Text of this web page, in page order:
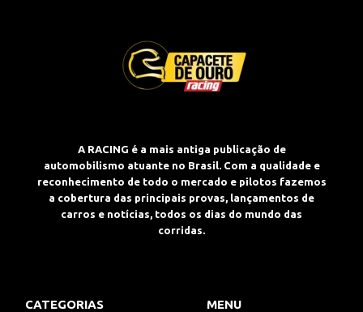
A RACING é a mais antiga publicação de
automobilismo atuante no Brasil. Com a qualidade e
reconhecimento de todo o mercado e pilotos fazemos
a cobertura das principais provas, lançamentos de
carros e notícias, todos os dias do mundo das
corridas.
CATEGORIAS MENU